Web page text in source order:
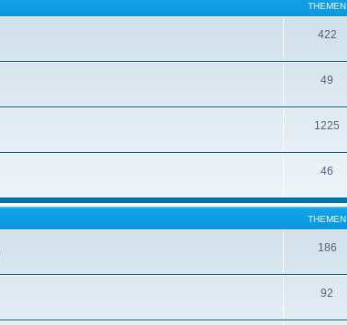
THEMEN
422
49
1225
46
THEMEN
186
92